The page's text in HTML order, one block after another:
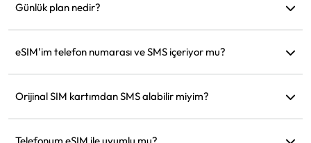
Hareket etmeden önce yüklemenizi öneririz.
Günlük plan nedir?
kadar geçerli olur. Günlük veri miktarını tükettiğinizde hız
eSIM'im telefon numarası ve SMS içeriyor mu?
uygulamaları iletişim için kullanabilirsiniz.
Orijinal SIM kartımdan SMS alabilir miyim?